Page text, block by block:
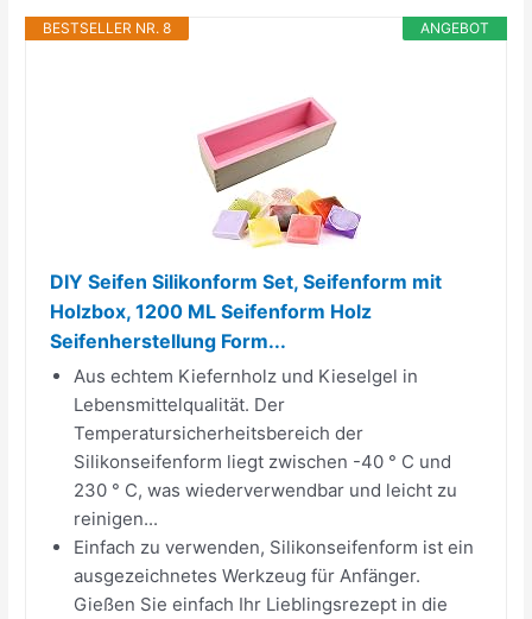
ANGEBOT
BESTSELLER NR. 8
DIY Seifen Silikonform Set, Seifenform mit
Holzbox, 1200 ML Seifenform Holz
Seifenherstellung Form...
Aus echtem Kiefernholz und Kieselgel in
Lebensmittelqualität. Der
Temperatursicherheitsbereich der
Silikonseifenform liegt zwischen -40 ° C und
230 ° C, was wiederverwendbar und leicht zu
reinigen...
Einfach zu verwenden, Silikonseifenform ist ein
ausgezeichnetes Werkzeug für Anfänger.
Gießen Sie einfach Ihr Lieblingsrezept in die